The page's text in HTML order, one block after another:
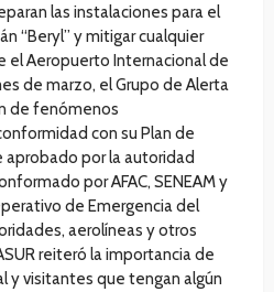
las instalaciones para el
“Beryl” y mitigar cualquier
el Aeropuerto Internacional de
de marzo, el Grupo de Alerta
de fenómenos
con su Plan de
por la autoridad
por AFAC, SENEAM y
de Emergencia del
aerolíneas y otros
reiteró la importancia de
y visitantes que tengan algún